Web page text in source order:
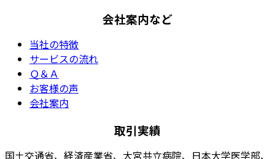
会社案内など
当社の特徴
サービスの流れ
Ｑ＆Ａ
お客様の声
会社案内
取引実績
国土交通省、経済産業省、大宮共立病院、日本大学医学部、